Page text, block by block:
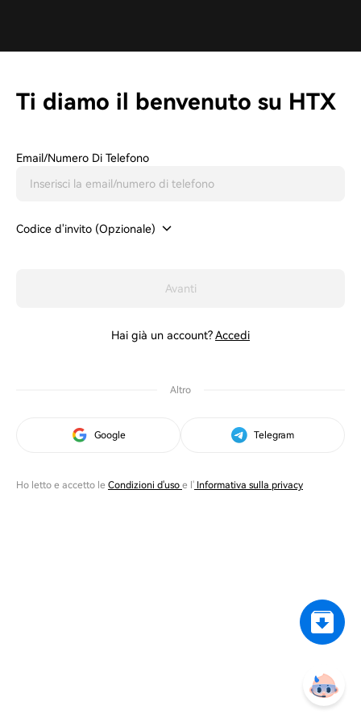
Ti diamo il benvenuto su HTX
Email/Numero Di Telefono
Codice d'invito (Opzionale)
Avanti
Hai già un account?Accedi
Altro
Google Telegram
Ho letto e accetto le Condizioni d'uso e l' Informativa sulla privacy